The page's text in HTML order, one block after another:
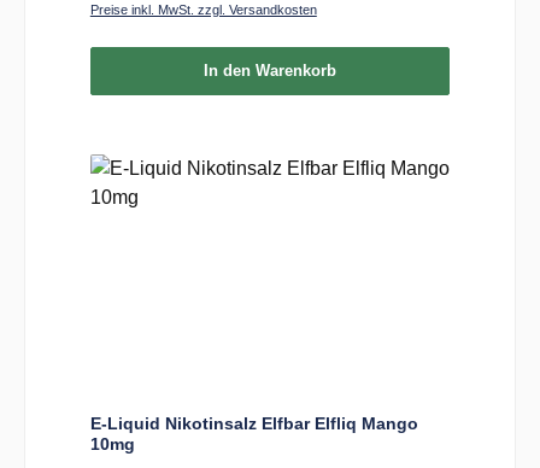
Preise inkl. MwSt. zzgl. Versandkosten
In den Warenkorb
E-Liquid Nikotinsalz Elfbar Elfliq Mango
10mg